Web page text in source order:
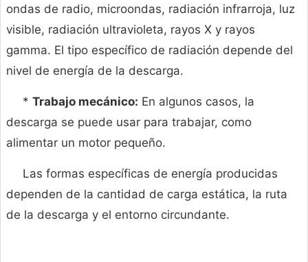
ondas de radio, microondas, radiación infrarroja, luz
visible, radiación ultravioleta, rayos X y rayos
gamma. El tipo específico de radiación depende del
nivel de energía de la descarga.
* Trabajo mecánico: En algunos casos, la
descarga se puede usar para trabajar, como
alimentar un motor pequeño.
Las formas específicas de energía producidas
dependen de la cantidad de carga estática, la ruta
de la descarga y el entorno circundante.